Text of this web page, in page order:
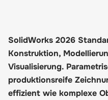
SolidWorks 2026
Konstruktion,
Visualisierung.
produktionsreife
effizient wie komplexe